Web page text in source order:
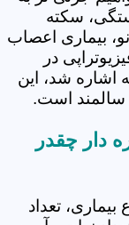
سکته
بیماری اعصاب
در
اشاره شد، این
سالمند است.
دار چقدر
بیماری، تعداد